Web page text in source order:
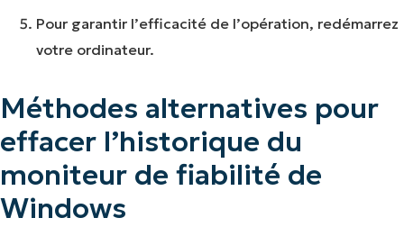
Pour garantir l’efficacité de l’opération, redémarrez
votre ordinateur.
Méthodes alternatives pour
effacer l’historique du
moniteur de fiabilité de
Windows